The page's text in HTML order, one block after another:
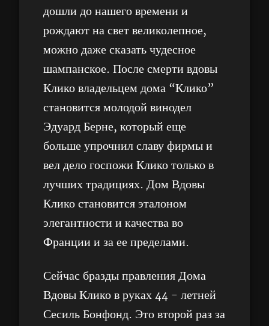
дошли до нашего времени и
рождают на свет великолепное,
можно даже сказать чудесное
шампанское. После смерти вдовы
Клико владельцем дома “Клико”
становится молодой винодел
Эдуард Берне, который еще
больше упрочнил славу фирмы и
вел дело госпожи Клико только в
лучших традициях. Дом Вдовы
Клико становится эталоном
элегантности и качества во
Франции и за ее пределами.
Сейчас бразды правления Дома
Вдовы Клико в руках 44 - летней
Сесиль Бонфонд. Это второй раз за